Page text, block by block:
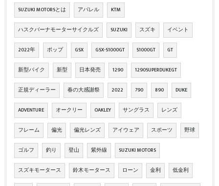
SUZUKI MOTORSとは アパレル KTM
ハスクバーナモーターサイクルズ SUZUKI スズキ イベント
2022年 ポップ GSX GSX-S1000GT S1000GT GT
新型バイク 新型 日本発売 1290 1290SUPERDUKEGT
正規ディーラー 春の大感謝祭 2022 790 890 DUKE
ADVENTURE オークリー OAKLEY サングラス レンズ
フレーム 偏光 偏光レンズ アイウェア スポーツ 野球
ゴルフ 釣り 登山 紫外線 SUZUKI MOTORS
スズキモータース 鈴木モータース ローン 金利 低金利